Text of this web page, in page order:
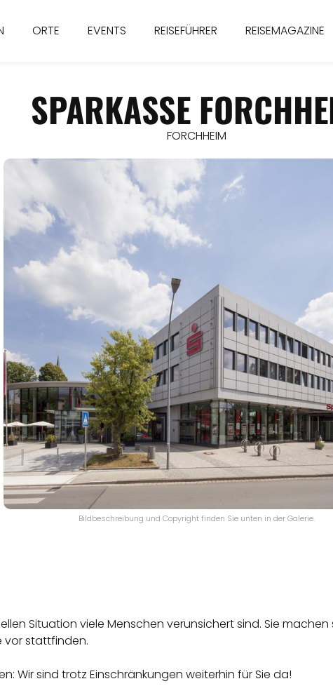
ORTE EVENTS REISEFÜHRER REISEMAGAZINE
SPARKASSE
FORCHHEIM
Bildbeschreibung und Copyright finden Sie unten in der Galerie.
Situation viele Menschen verunsichert sind. Sie
vor stattfinden.
Wir sind trotz Einschränkungen weiterhin für Sie da!